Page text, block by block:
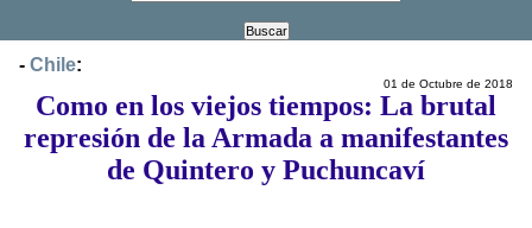
- Chile:
01 de Octubre de 2018
Como en los viejos tiempos: La brutal
represión de la Armada a manifestantes
de Quintero y Puchuncaví